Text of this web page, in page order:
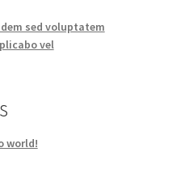
sed voluptatem
vel
world!